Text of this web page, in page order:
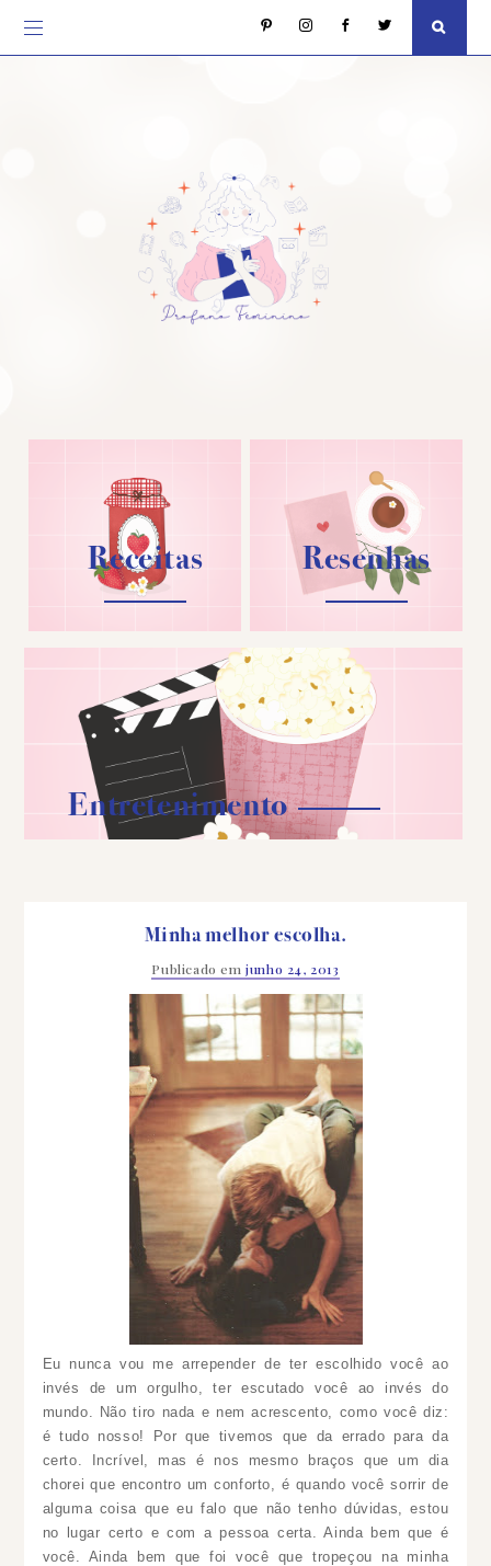
Receitas Resenhas
Entretenimento
Minha melhor escolha.
Publicado emjunho 24, 2013
Eu nunca vou me arrepender de ter escolhido você ao
invés de um orgulho, ter escutado você ao invés do
mundo. Não tiro nada e nem acrescento, como você diz:
é tudo nosso! Por que tivemos que da errado para da
certo. Incrível, mas é nos mesmo braços que um dia
chorei que encontro um conforto, é quando você sorrir de
alguma coisa que eu falo que não tenho dúvidas, estou
no lugar certo e com a pessoa certa. Ainda bem que é
você. Ainda bem que foi você que tropeçou na minha